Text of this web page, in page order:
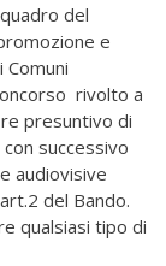
del
e
rivolto a
presuntivo di
successivo
audiovisive
del Bando.
qualsiasi tipo di